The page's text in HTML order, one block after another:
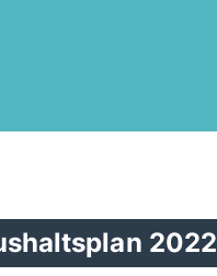
2022